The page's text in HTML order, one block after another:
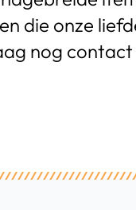
die onze
nog